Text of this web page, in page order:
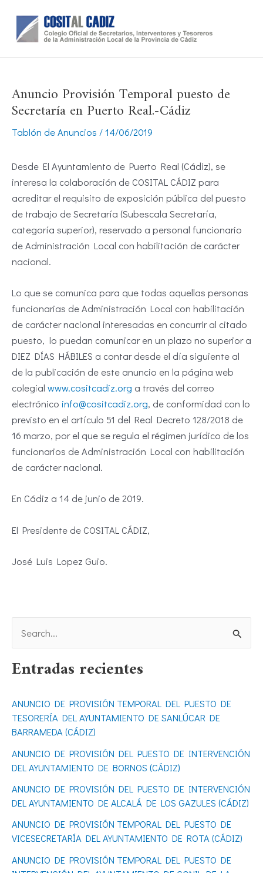
contenido
Anuncio Provisión Temporal puesto de
Secretaría en Puerto Real.-Cádiz
Tablón de Anuncios /14/06/2019
Desde El Ayuntamiento de Puerto Real (Cádiz), se
interesa la colaboración de COSITAL CÁDIZ para
acreditar el requisito de exposición pública del puesto
de trabajo de Secretaría (Subescala Secretaría,
categoría superior), reservado a personal funcionario
de Administración Local con habilitación de carácter
nacional.
Lo que se comunica para que todas aquellas personas
funcionarias de Administración Local con habilitación
de carácter nacional interesadas en concurrir al citado
puesto, lo puedan comunicar en un plazo no superior a
DIEZ DÍAS HÁBILES a contar desde el día siguiente al
de la publicación de este anuncio en la página web
colegial www.cositcadiz.org a través del correo
electrónico info@cositcadiz.org, de conformidad con lo
previsto en el artículo 51 del Real Decreto 128/2018 de
16 marzo, por el que se regula el régimen jurídico de los
funcionarios de Administración Local con habilitación
de carácter nacional.
En Cádiz a 14 de junio de 2019.
El Presidente de COSITAL CÁDIZ,
José Luis Lopez Guio.
s
a
r
p
o
r
:
Entradas recientes
ANUNCIO DE PROVISIÓN TEMPORAL DEL PUESTO DE
TESORERÍA DEL AYUNTAMIENTO DE SANLÚCAR DE
BARRAMEDA (CÁDIZ)
ANUNCIO DE PROVISIÓN DEL PUESTO DE INTERVENCIÓN
DEL AYUNTAMIENTO DE BORNOS (CÁDIZ)
ANUNCIO DE PROVISIÓN DEL PUESTO DE INTERVENCIÓN
DEL AYUNTAMIENTO DE ALCALÁ DE LOS GAZULES (CÁDIZ)
ANUNCIO DE PROVISIÓN TEMPORAL DEL PUESTO DE
VICESECRETARÍA DEL AYUNTAMIENTO DE ROTA (CÁDIZ)
ANUNCIO DE PROVISIÓN TEMPORAL DEL PUESTO DE